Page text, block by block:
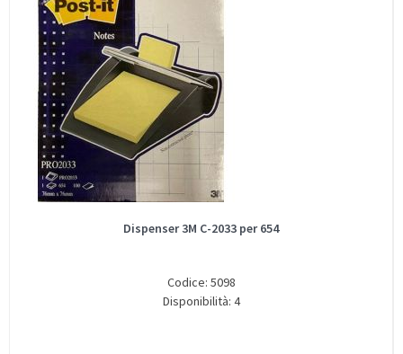
Dispenser 3M C-2033 per 654
Codice: 5098
Disponibilità: 4